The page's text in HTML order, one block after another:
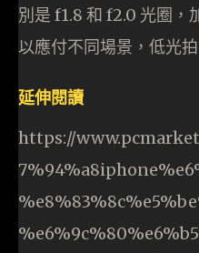
別是 f1.8 和 f2.0 光圈，
以應付不同場景，低光
延伸閱讀
https://